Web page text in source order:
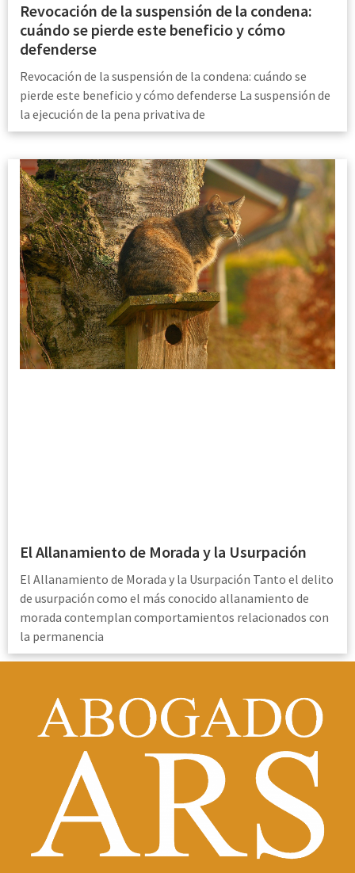
Revocación de la suspensión de la condena:
cuándo se pierde este beneficio y cómo
defenderse
Revocación de la suspensión de la condena: cuándo se
pierde este beneficio y cómo defenderse La suspensión de
la ejecución de la pena privativa de
El Allanamiento de Morada y la Usurpación
El Allanamiento de Morada y la Usurpación Tanto el delito
de usurpación como el más conocido allanamiento de
morada contemplan comportamientos relacionados con
la permanencia